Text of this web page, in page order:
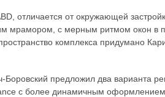
отличается от окружающей
мрамором, с мерным ритмом окон в
комплекса придумано
предложил два варианта
с более динамичным оформлением.